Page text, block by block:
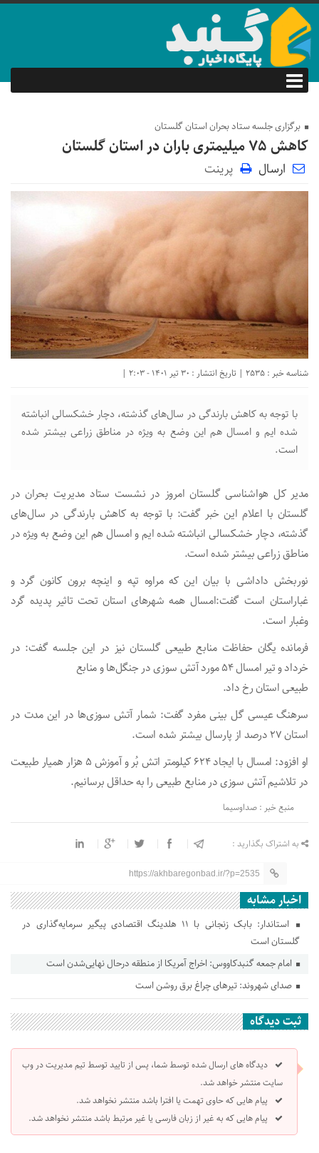
برگزاری جلسه ستاد بحران استان گلستان
کاهش ۷۵ میلیمتری باران در استان گلستان
ارسال پرینت
شناسه خبر : 2535 | تاریخ انتشار : 30 تیر 1401 - 2:03 |
با توجه به کاهش بارندگی در سال‌های گذشته، دچار خشکسالی انباشته
شده ایم و امسال هم این وضع به ویژه در مناطق زراعی بیشتر شده
است.
مدیر کل هواشناسی گلستان امروز در نشست ستاد مدیریت بحران در
گلستان با اعلام این خبر گفت: با توجه به کاهش بارندگی در سال‌های
گذشته، دچار خشکسالی انباشته شده ایم و امسال هم این وضع به ویژه در
مناطق زراعی بیشتر شده است.
نوربخش داداشی با بیان این که مراوه تپه و اینچه برون کانون گرد و
غباراستان است گفت:امسال همه شهر‌های استان تحت تاثیر پدیده گرد
وغبار است.
فرمانده یگان حفاظت منابع طبیعی گلستان نیز در این جلسه گفت: در
خرداد و تیر امسال ۵۴ مورد آتش سوزی در جنگل‌ها و منابع
طبیعی استان رخ داد.
سرهنگ عیسی گل بینی مفرد گفت: شمار آتش سوزی‌ها در این مدت در
استان ۲۷ درصد از پارسال بیشتر شده است.
او افزود: امسال با ایجاد ۶۲۴ کیلومتر اتش بُر و آموزش ۵ هزار همیار طبیعت
در تلاشیم آتش سوزی در منابع طبیعی را به حداقل برسانیم.
منبع خبر : صداوسیما
به اشتراک بگذارید :
https://akhbaregonbad.ir/?p=2535
اخبار مشابه
استاندار: بابک زنجانی با ۱۱ هلدینگ اقتصادی پیگیر سرمایه‌گذاری در
گلستان است
امام جمعه گنبدکاووس: اخراج آمریکا از منطقه درحال نهایی‌شدن است
صدای شهروند: تیرهای چراغ برق روشن است
ثبت دیدگاه
دیدگاه های ارسال شده توسط شما، پس از تایید توسط تیم مدیریت در وب
سایت منتشر خواهد شد.
پیام هایی که حاوی تهمت یا افترا باشد منتشر نخواهد شد.
پیام هایی که به غیر از زبان فارسی یا غیر مرتبط باشد منتشر نخواهد شد.